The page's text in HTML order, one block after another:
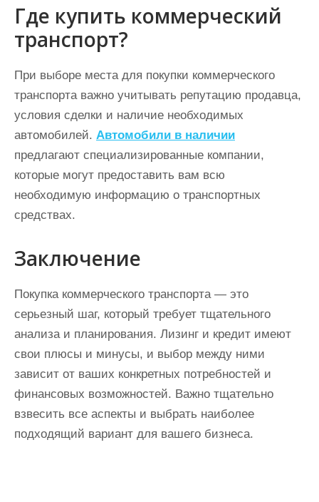
Где купить коммерческий
транспорт?
При выборе места для покупки коммерческого
транспорта важно учитывать репутацию продавца,
условия сделки и наличие необходимых
автомобилей. Автомобили в наличии
предлагают специализированные компании,
которые могут предоставить вам всю
необходимую информацию о транспортных
средствах.
Заключение
Покупка коммерческого транспорта — это
серьезный шаг, который требует тщательного
анализа и планирования. Лизинг и кредит имеют
свои плюсы и минусы, и выбор между ними
зависит от ваших конкретных потребностей и
финансовых возможностей. Важно тщательно
взвесить все аспекты и выбрать наиболее
подходящий вариант для вашего бизнеса.